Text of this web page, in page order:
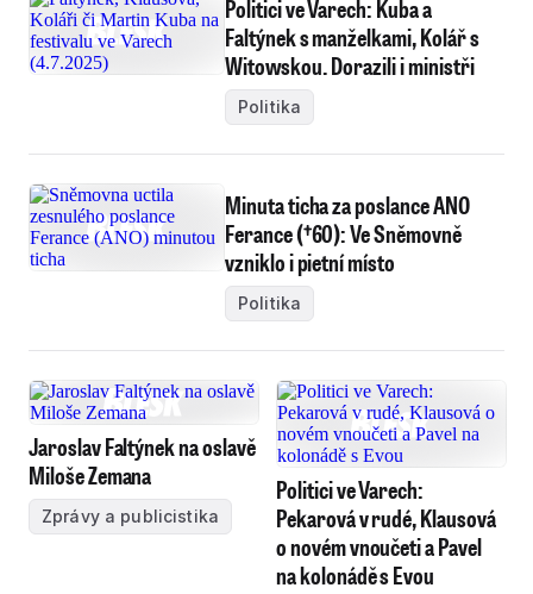
Politici ve Varech: Kuba a
Faltýnek s manželkami, Kolář s
Witowskou. Dorazili i ministři
Politika
Minuta ticha za poslance ANO
Ferance (†60): Ve Sněmovně
vzniklo i pietní místo
Politika
Jaroslav Faltýnek na oslavě
Miloše Zemana
Zprávy a publicistika
Politici ve Varech:
Pekarová v rudé, Klausová
o novém vnoučeti a Pavel
na kolonádě s Evou